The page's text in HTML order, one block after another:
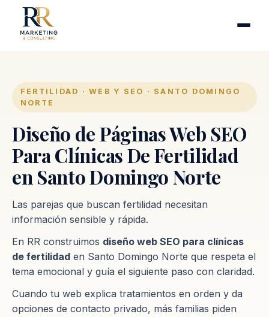
Industrias
Proceso
Contacto
FERTILIDAD · WEB Y SEO · SANTO DOMINGO
NORTE
Diseño de Páginas Web SEO
Para Clínicas De Fertilidad
en Santo Domingo Norte
Las parejas que buscan fertilidad necesitan
información sensible y rápida.
En RR construimos diseño web SEO para clínicas
de fertilidad en Santo Domingo Norte que respeta el
tema emocional y guía el siguiente paso con claridad.
Cuando tu web explica tratamientos en orden y da
opciones de contacto privado, más familias piden